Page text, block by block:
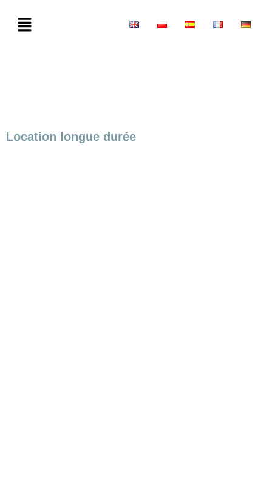
Location longue durée